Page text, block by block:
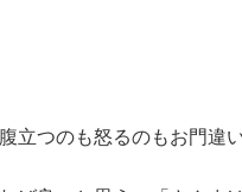
つのも怒るのもお門違い